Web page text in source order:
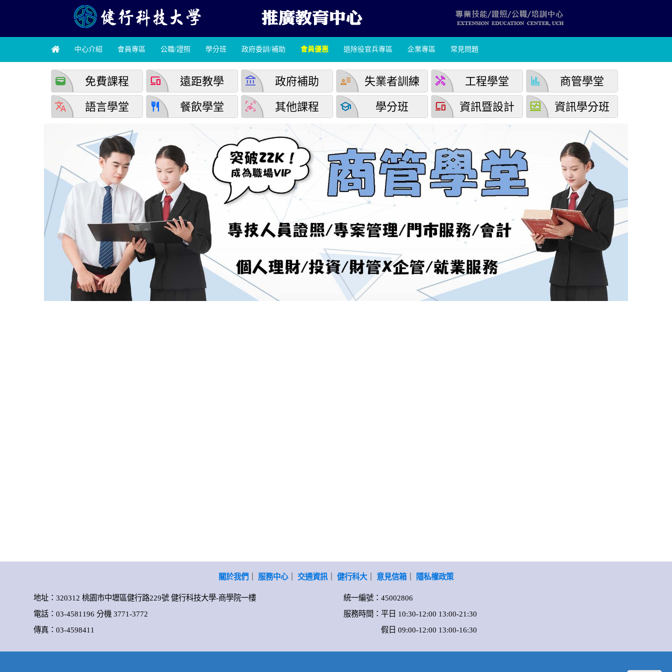
中心介紹 會員專區 公職/證照 學分班 政府委訓/補助 會員優惠 退除役官兵專區 企業專區 常見問題
wallet 免費課程 devices 遠距教學 account_balance 政府補助 user_attributes 失業者訓練 handyman 工程學堂 finance 商管學堂
translate 語言學堂 restaurant 餐飲學堂 detection_and_zone 其他課程 school 學分班 devices 資訊暨設計 browse_activity 資訊學分班
關於我們 服務中心｜ 交通資訊｜ 健行科大｜ 意見信箱｜ 隱私權政策
地址：320312 桃園市中壢區健行路229號 健行科技大學-商學院一樓
電話：03-4581196 分機 3771-3772
傳真：03-4598411
統一編號：45002806
服務時間：平日 10:30-12:00 13:00-21:30
假日 09:00-12:00 13:00-16:30